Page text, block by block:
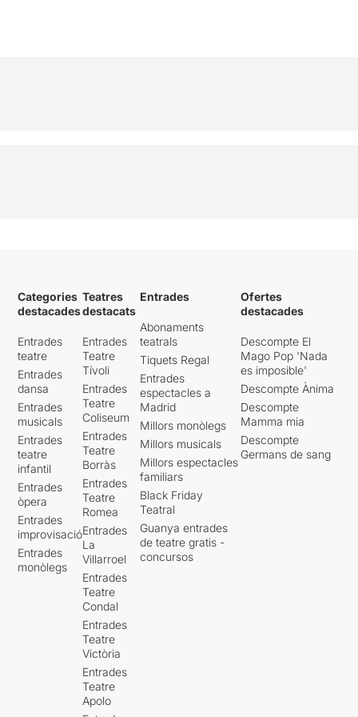
Categories
destacades
Entrades
teatre
Entrades
dansa
Entrades
musicals
Entrades
teatre
infantil
Entrades
òpera
Entrades
improvisació
Entrades
monòlegs
Teatres
destacats
Entrades
Teatre
Tívoli
Entrades
Teatre
Coliseum
Entrades
Teatre
Borràs
Entrades
Teatre
Romea
Entrades
La
Villarroel
Entrades
Teatre
Condal
Entrades
Teatre
Victòria
Entrades
Teatre
Apolo
Entrades
Abonaments
teatrals
Tiquets Regal
Entrades
espectacles a
Madrid
Millors monòlegs
Millors musicals
Millors espectacles
familiars
Black Friday
Teatral
Guanya entrades
de teatre gratis -
concursos
Ofertes
destacades
Descompte El
Mago Pop 'Nada
es imposible'
Descompte Ànima
Descompte
Mamma mia
Descompte
Germans de sang